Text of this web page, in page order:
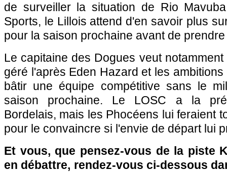
de surveiller la situation de Rio
Sports, le Lillois attend d'en savoir plus
pour la saison prochaine avant de
Le capitaine des Dogues veut
géré l'après Eden Hazard et les
bâtir une équipe compétitive sans le
saison prochaine. Le LOSC a la
Bordelais, mais les Phocéens lui feraient
pour le convaincre si l'envie de départ lui
Et vous, que pensez-vous de la piste
en débattre, rendez-vous ci-dessous